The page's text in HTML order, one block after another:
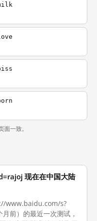
一致。
现在在中国大陆
www.baidu.com/s?
前）的最近一次测试，